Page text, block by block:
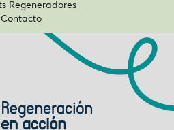
Regeneradores
Contacto